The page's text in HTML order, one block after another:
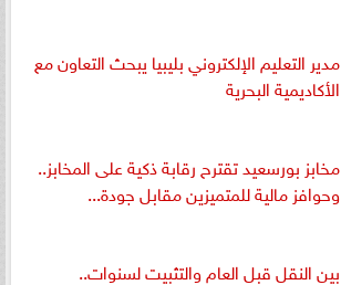
مدير التعليم الإلكتروني بليبيا يبحث التعاون مع
الأكاديمية البحرية
مخابز بورسعيد تقترح رقابة ذكية على المخابز..
وحوافز مالية للمتميزين مقابل جودة...
بين النقل قبل العام والتثبيت لسنوات..